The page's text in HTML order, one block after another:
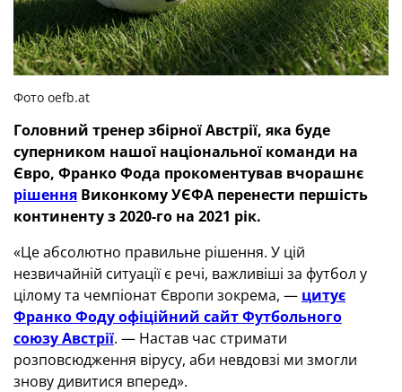
Фото oefb.at
Головний тренер збірної Австрії, яка буде
суперником нашої національної команди на
Євро, Франко Фода прокоментував вчорашнє
рішення Виконкому УЄФА перенести першість
континенту з 2020-го на 2021 рік.
«Це абсолютно правильне рішення. У цій
незвичайній ситуації є речі, важливіші за футбол у
цілому та чемпіонат Європи зокрема, — цитує
Франко Фоду офіційний сайт Футбольного
союзу Австрії. — Настав час стримати
розповсюдження вірусу, аби невдовзі ми змогли
знову дивитися вперед».